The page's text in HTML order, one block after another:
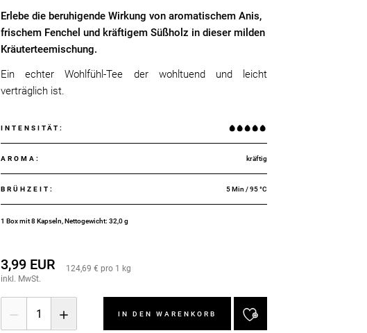
Erlebe die beruhigende Wirkung von aromatischem Anis,
frischem Fenchel und kräftigem Süßholz in dieser milden
Kräuterteemischung.
Ein echter Wohlfühl-Tee der wohltuend und leicht
verträglich ist.
INTENSITÄT:
AROMA: kräftig
BRÜHZEIT: 5 Min / 95 °C
1 Box mit 8 Kapseln, Nettogewicht: 32,0 g
3,99 EUR
inkl. MwSt.
124,69 € pro 1 kg
1 IN DEN WARENKORB